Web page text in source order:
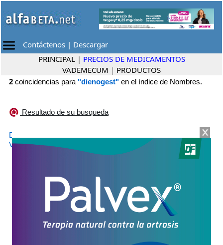
Contáctenos | Descargar
PRINCIPAL | PRECIOS DE MEDICAMENTOS
VADEMECUM | PRODUCTOS
2 coincidencias para "dienogest" en el índice de Nombres.
Resultado de su busqueda
DESIRE
VISANNE•Bayer (PH)